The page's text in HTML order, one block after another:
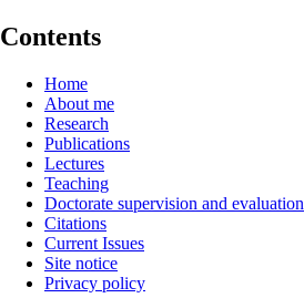
Contents
Home
About me
Research
Publications
Lectures
Teaching
Doctorate supervision and evaluation
Citations
Current Issues
Site notice
Privacy policy